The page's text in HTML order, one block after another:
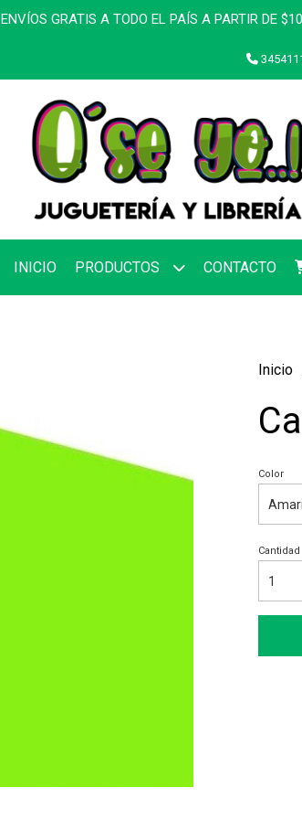
ENVÍOS GRATIS A TODO EL PAÍS A PARTIR DE
INICIO PRODUCTOS CONTACTO
Inicio
Color
Cantidad